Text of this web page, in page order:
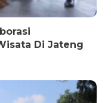
Di Jateng